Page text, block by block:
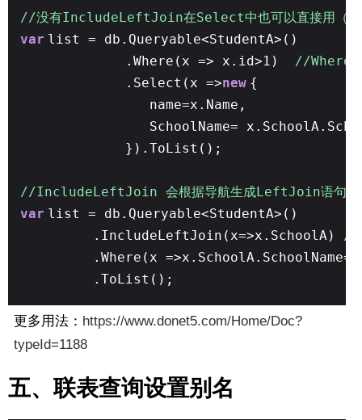
//没有IncludeLeftJoin在Select中也可以直接用（
var list = db.Queryable<StudentA>()
.Where(x => x.id>1)
//Where
.Select(x =>new {
name=x.Name,
SchoolName=
}).ToList();
//IncludeLeftJoin 会根据导航生成LeftJoin语
var list = db.Queryable<StudentA>()
.IncludeLeftJoin(x=>x.SchoolA)
//
.Where(x =>x.SchoolA.SchoolName==
.ToList();
更多用法： https://www.donet5.com/Home/Doc?
typeId=1188
五、联表查询设置别名